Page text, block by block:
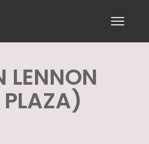
Toggle
LENNON